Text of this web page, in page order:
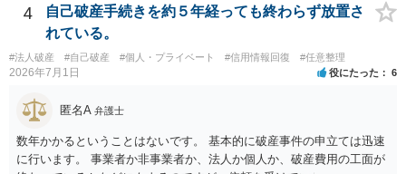
の滞納分を除き，借金を返済する必要がなくなる。 【②の回答】 ・個
人再生・破産ともに，信用情報に事故情報（いわゆるブラックリス
ト）として登録されますので，５年～１０年ほどは新たに借金をする
ことはできません。また，住宅や店舗を借りる際，保証会社の審査も
通らなくなるため，保証人を立てて契約する必要がある場合がありま
す。 ・ご家族名義の財産を処分する必要はありません。 ・個人再生・
破産ともに，返済が困難な状況に陥っている以上，事業継続は難しい
場合が多いです。もっとも，手続き終了後，新たに事業を行うことは
できます。 ・個人再生・破産ともに，裁判所で手続きを進める際に官
報に掲載されます。そのため，第三者に知られる可能性はゼロではあ
4
自己破産手続きを約５年経っても終わらず放置さ
れている。
#法人破産 #自己破産 #個人・プライベート #信用情報回復 #任意整理
2026年7月1日 役にたった 6
匿名A 弁護士
数年かかるということはないです。 基本的に破産事件の申立ては迅速
に行います。 事業者か非事業者か、法人か個人か、破産費用の工面が